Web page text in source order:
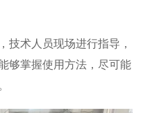
技术人员现场进行指导，
够掌握使用方法，尽可能